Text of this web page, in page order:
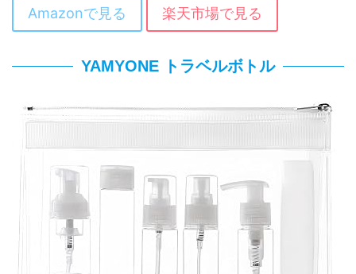
Amazonで見る 楽天市場で見る
YAMYONE トラベルボトル